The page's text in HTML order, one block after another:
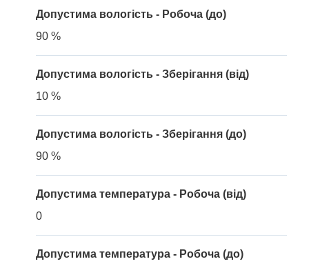
Допустима вологість - Робоча (до)
90 %
Допустима вологість - Зберігання (від)
10 %
Допустима вологість - Зберігання (до)
90 %
Допустима температура - Робоча (від)
0
Допустима температура - Робоча (до)